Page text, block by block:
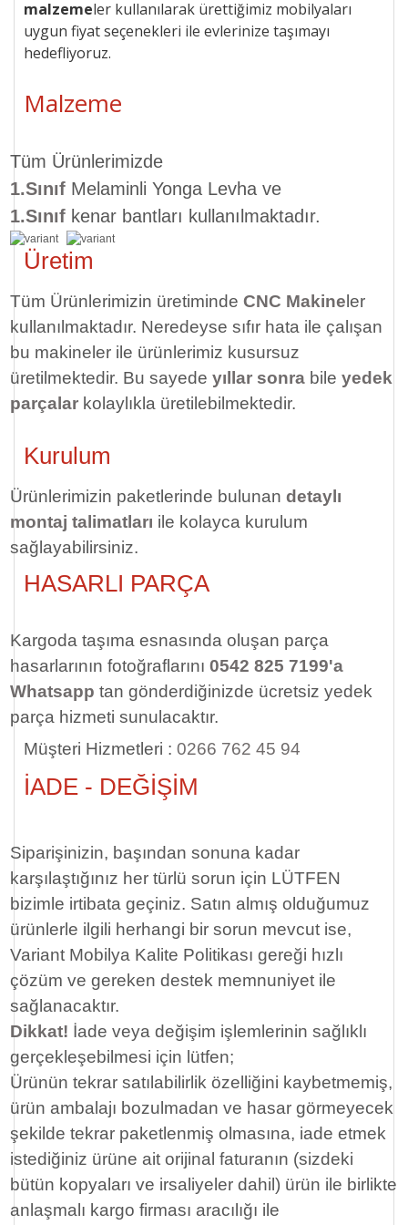
malzemeler kullanılarak ürettiğimiz mobilyaları
uygun fiyat seçenekleri ile evlerinize taşımayı
hedefliyoruz.
Malzeme
Tüm Ürünlerimizde
1.Sınıf Melaminli Yonga Levha ve
1.Sınıf kenar bantları kullanılmaktadır.
Üretim
Tüm Ürünlerimizin üretiminde CNC Makineler
kullanılmaktadır. Neredeyse sıfır hata ile çalışan
bu makineler ile ürünlerimiz kusursuz
üretilmektedir. Bu sayede yıllar sonra bile yedek
parçalar kolaylıkla üretilebilmektedir.
Kurulum
Ürünlerimizin paketlerinde bulunan detaylı
montaj talimatları ile kolayca kurulum
sağlayabilirsiniz.
HASARLI PARÇA
Kargoda taşıma esnasında oluşan parça
hasarlarının fotoğraflarını 0542 825 7199'a
Whatsapp tan gönderdiğinizde ücretsiz yedek
parça hizmeti sunulacaktır.
Müşteri Hizmetleri : 0266 762 45 94
İADE - DEĞİŞİM
Siparişinizin, başından sonuna kadar
karşılaştığınız her türlü sorun için LÜTFEN
bizimle irtibata geçiniz. Satın almış olduğumuz
ürünlerle ilgili herhangi bir sorun mevcut ise,
Variant Mobilya Kalite Politikası gereği hızlı
çözüm ve gereken destek memnuniyet ile
sağlanacaktır.
Dikkat! İade veya değişim işlemlerinin sağlıklı
gerçekleşebilmesi için lütfen;
Ürünün tekrar satılabilirlik özelliğini kaybetmemiş,
ürün ambalajı bozulmadan ve hasar görmeyecek
şekilde tekrar paketlenmiş olmasına, iade etmek
istediğiniz ürüne ait orijinal faturanın (sizdeki
bütün kopyaları ve irsaliyeler dahil) ürün ile birlikte
anlaşmalı kargo firması aracılığı ile